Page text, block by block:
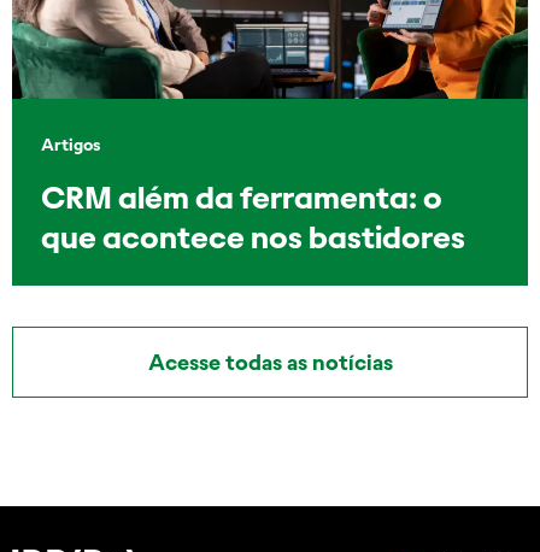
Artigos
CRM além da ferramenta: o
que acontece nos bastidores
Acesse todas as notícias